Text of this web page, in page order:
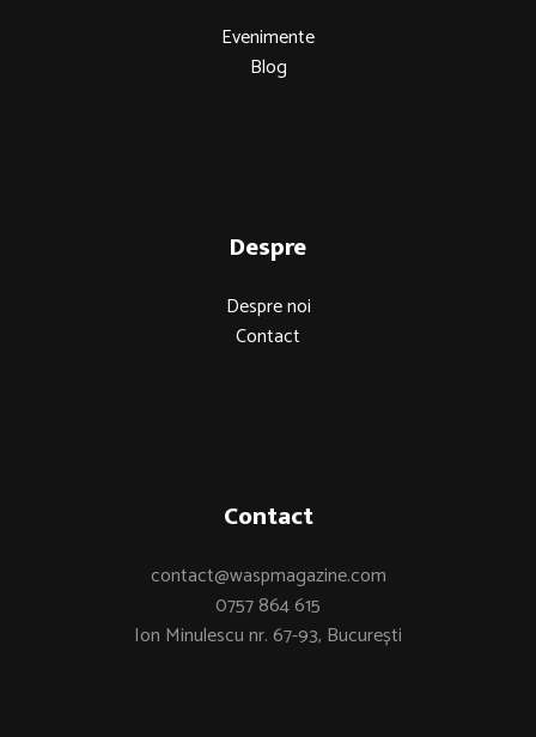
Evenimente
Blog
Despre
Despre noi
Contact
Contact
contact@waspmagazine.com
0757 864 615
Ion Minulescu nr. 67-93, București